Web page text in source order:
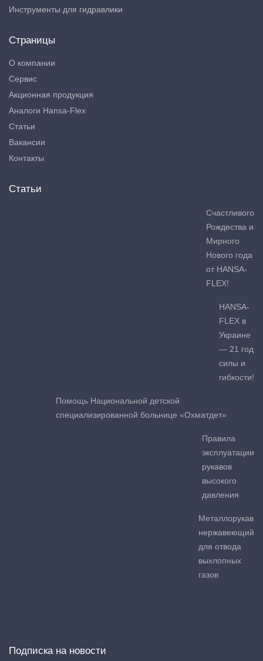
Инструменты для гидравлики
Страницы
О компании
Сервис
Акционная продукция
Аналоги Hansa-Flex
Статьи
Вакансии
Контакты
Статьи
Счастливого
Рождества и
Мирного
Нового года
от HANSA-
FLEX!
HANSA-
FLEX в
Украине
— 21 год
силы и
гибкости!
Помощь Национальной детской
специализированной больнице «Охматдет»
Правила
эксплуатации
рукавов
высокого
давления
Металлорукав
нержавеющий
для отвода
выхлопных
газов
Подписка на новости